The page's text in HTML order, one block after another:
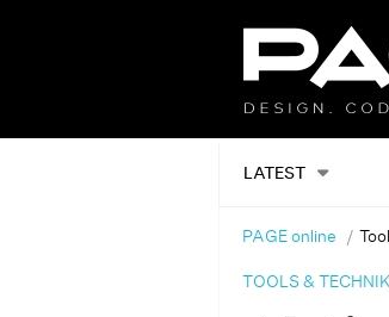
LATEST
PAGE online
TOOLS & TECHNIK